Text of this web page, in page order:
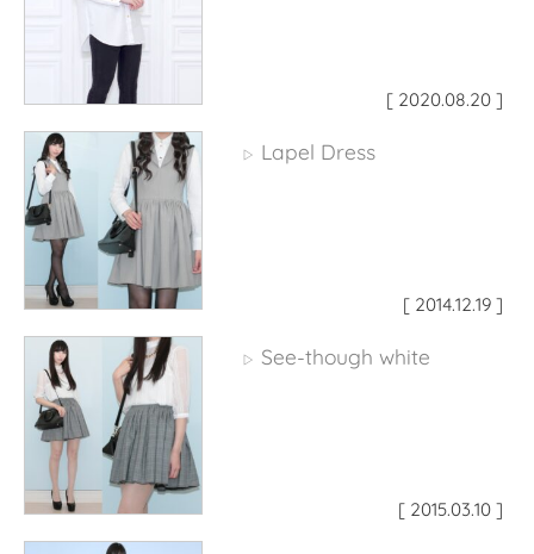
[ 2020.08.20 ]
▷ Lapel Dress
[ 2014.12.19 ]
▷ See-though white
[ 2015.03.10 ]